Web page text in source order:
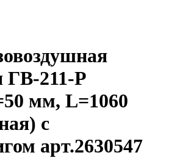
ГВ-211-Р
мм, L=1060
с
арт.2630547